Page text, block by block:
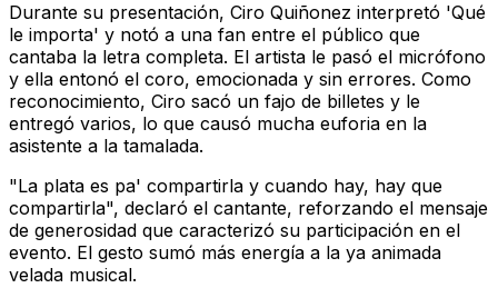
Durante su presentación, Ciro Quiñonez interpretó 'Qué
le importa' y notó a una fan entre el público que
cantaba la letra completa. El artista le pasó el micrófono
y ella entonó el coro, emocionada y sin errores. Como
reconocimiento, Ciro sacó un fajo de billetes y le
entregó varios, lo que causó mucha euforia en la
asistente a la tamalada.
"La plata es pa' compartirla y cuando hay, hay que
compartirla", declaró el cantante, reforzando el mensaje
de generosidad que caracterizó su participación en el
evento. El gesto sumó más energía a la ya animada
velada musical.